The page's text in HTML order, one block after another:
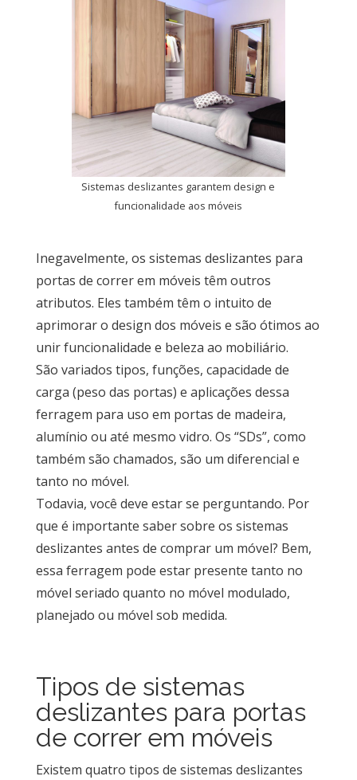
Sistemas deslizantes garantem design e
funcionalidade aos móveis
Inegavelmente, os sistemas deslizantes para
portas de correr em móveis têm outros
atributos. Eles também têm o intuito de
aprimorar o design dos móveis e são ótimos ao
unir funcionalidade e beleza ao mobiliário.
São variados tipos, funções, capacidade de
carga (peso das portas) e aplicações dessa
ferragem para uso em portas de madeira,
alumínio ou até mesmo vidro. Os “SDs”, como
também são chamados, são um diferencial e
tanto no móvel.
Todavia, você deve estar se perguntando. Por
que é importante saber sobre os sistemas
deslizantes antes de comprar um móvel? Bem,
essa ferragem pode estar presente tanto no
móvel seriado quanto no móvel modulado,
planejado ou móvel sob medida.
Tipos de sistemas
deslizantes para portas
de correr em móveis
Existem quatro tipos de sistemas deslizantes